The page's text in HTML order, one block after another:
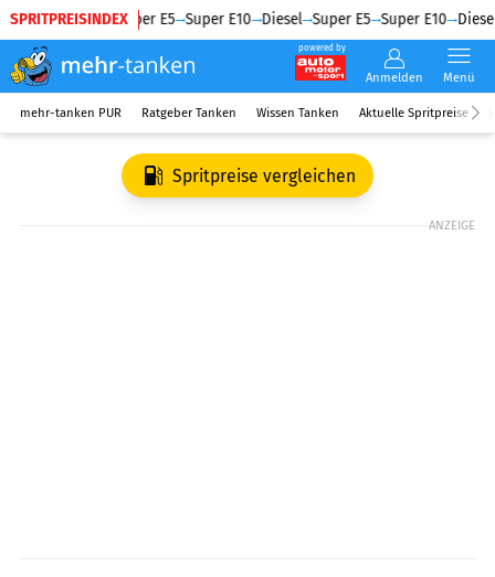
SPRITPREISINDEX
Diesel Super E5 Super E10 Diesel Super E5 Super E10 Diesel
powered by
Anmelden Menü
mehr-tanken PUR Ratgeber Tanken Wissen Tanken Aktuelle Spritpreise
Spritpreise vergleichen
ANZEIGE